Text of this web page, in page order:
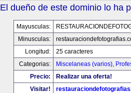
El dueño de este dominio lo ha
Mayusculas:
Minusculas:
Longitud:
25 caracteres
Categorias:
Miscelaneas (varios),
Precio:
Realizar una oferta!
Visitar!